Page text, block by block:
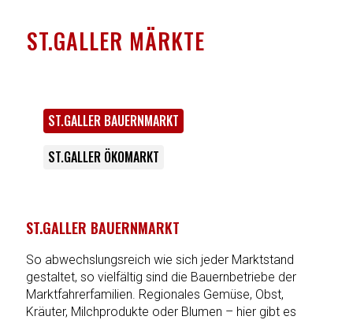
ST.GALLER MÄRKTE
ST.GALLER BAUERNMARKT
ST.GALLER ÖKOMARKT
ST.GALLER BAUERNMARKT
So abwechslungsreich wie sich jeder Marktstand
gestaltet, so vielfältig sind die Bauernbetriebe der
Marktfahrerfamilien. Regionales Gemüse, Obst,
Kräuter, Milchprodukte oder Blumen – hier gibt es